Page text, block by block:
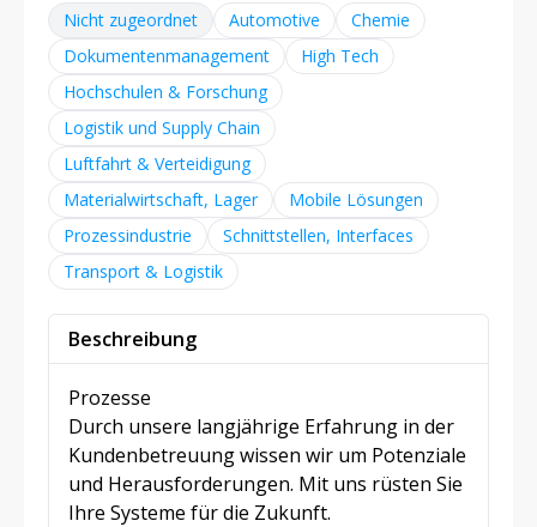
Nicht zugeordnet Automotive
Chemie
Dokumentenmanagement
High Tech
Hochschulen & Forschung
Logistik und Supply Chain
Luftfahrt & Verteidigung
Materialwirtschaft, Lager
Mobile Lösungen
Prozessindustrie
Schnittstellen, Interfaces
Transport & Logistik
Beschreibung
Prozesse
Durch unsere langjährige Erfahrung in der
Kundenbetreuung wissen wir um Potenziale
und Herausforderungen. Mit uns rüsten Sie
Ihre Systeme für die Zukunft.